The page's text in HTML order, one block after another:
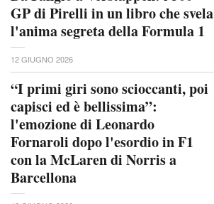
GP di Pirelli in un libro che svela
l'anima segreta della Formula 1
12 GIUGNO 2026
“I primi giri sono scioccanti, poi
capisci ed è bellissima”:
l'emozione di Leonardo
Fornaroli dopo l'esordio in F1
con la McLaren di Norris a
Barcellona